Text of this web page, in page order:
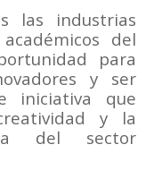
las industrias
del
para
y ser
iniciativa que
y la
del sector